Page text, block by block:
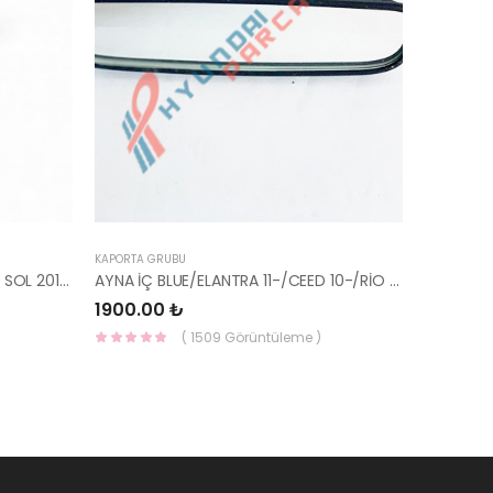
İ20 ARKA ÇAMURLUK DIŞ BAKALİTİ SOL 2015- ( PARLAK SİYAH ) 87360-C8000-YS
KAPORTA GRUBU
AYNA İÇ BLUE/ELANTRA 11-/CEED 10-/RİO 12-/SPORTAGE 11- 85101-3X100-HMC
1900.00 ₺
( 1509 Görüntüleme )